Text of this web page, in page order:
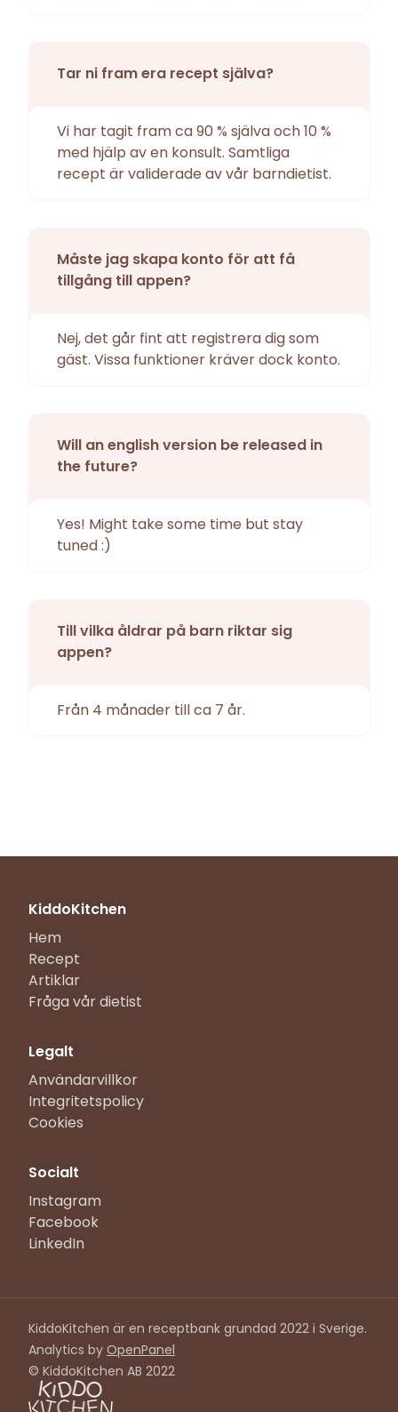
Tar ni fram era recept själva?
Vi har tagit fram ca 90 % själva och 10 %
med hjälp av en konsult. Samtliga
recept är validerade av vår barndietist.
Måste jag skapa konto för att få
tillgång till appen?
Nej, det går fint att registrera dig som
gäst. Vissa funktioner kräver dock konto.
Will an english version be released in
the future?
Yes! Might take some time but stay
tuned :)
Till vilka åldrar på barn riktar sig
appen?
Från 4 månader till ca 7 år.
KiddoKitchen
Hem
Recept
Artiklar
Fråga vår dietist
Legalt
Användarvillkor
Integritetspolicy
Cookies
Socialt
Instagram
Facebook
LinkedIn
KiddoKitchen är en receptbank grundad 2022 i Sverige.
Analytics by OpenPanel
© KiddoKitchen AB 2022